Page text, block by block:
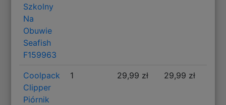
Szkolny
Na
Obuwie
Seafish
F159963
Coolpack
Clipper
Piórnik
1 29,99 zł 29,99 zł